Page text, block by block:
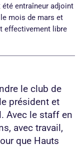
été entraîneur adjoint
mois de mars et
effectivement libre
le club de
président et
Avec le staff en
avec travail,
que Hauts